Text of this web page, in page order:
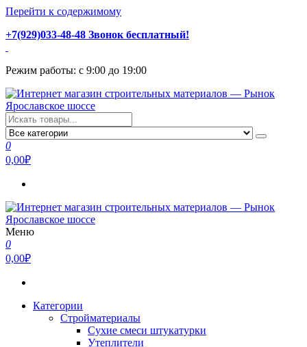
Перейти к содержимому
+7(929)033-48-48 Звонок бесплатный!
Режим работы: с 9:00 до 19:00
Интернет магазин строительных материалов — Рынок
Ярославское шоссе
Стройматериалы с доставкой и самовывозом можно купить у
нас. Пушкино, Ивантеевка, Королев, Мытищи, Сергиев Посад.
Низкая цена, консультация и быстрая доставка.
0
0,00₽
Интернет магазин строительных материалов — Рынок
Ярославское шоссе
Стройматериалы с доставкой и самовывозом можно купить у
нас. Пушкино, Ивантеевка, Королев, Мытищи, Сергиев Посад.
Низкая цена, консультация и быстрая доставка.
Меню
0
0,00₽
Категории
Стройматериалы
Сухие смеси штукатурки
Утеплители